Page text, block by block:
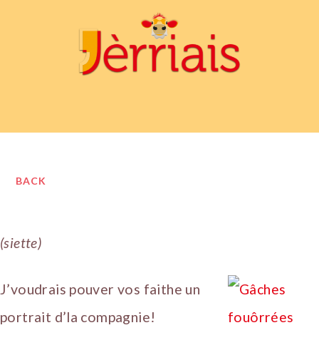
BACK
(siette)
J’voudrais pouver vos faithe un
portrait d’la compagnie!